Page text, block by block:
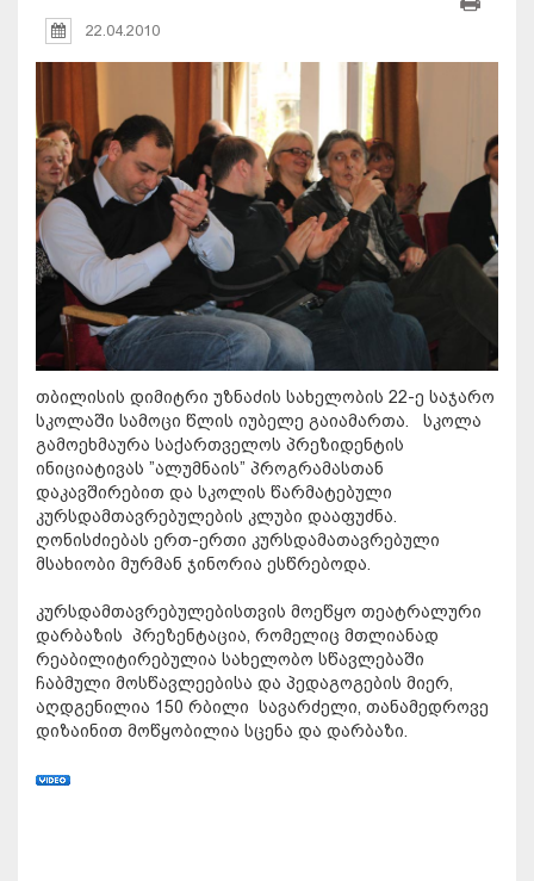
22.04.2010
თბილისის დიმიტრი უზნაძის სახელობის 22-ე საჯარო
სკოლაში სამოცი წლის იუბელე გაიამართა. სკოლა
გამოეხმაურა საქართველოს პრეზიდენტის
ინიციატივას ”ალუმნაის” პროგრამასთან
დაკავშირებით და სკოლის წარმატებული
კურსდამთავრებულების კლუბი დააფუძნა.
ღონისძიებას ერთ-ერთი კურსდამათავრებული
მსახიობი მურმან ჯინორია ესწრებოდა.
კურსდამთავრებულებისთვის მოეწყო თეატრალური
დარბაზის პრეზენტაცია, რომელიც მთლიანად
რეაბილიტირებულია სახელობო სწავლებაში
ჩაბმული მოსწავლეებისა და პედაგოგების მიერ,
აღდგენილია 150 რბილი სავარძელი, თანამედროვე
დიზაინით მოწყობილია სცენა და დარბაზი.